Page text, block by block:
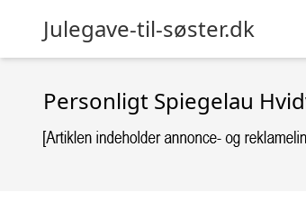
Julegave-til-søster.dk
Personligt Spiegelau